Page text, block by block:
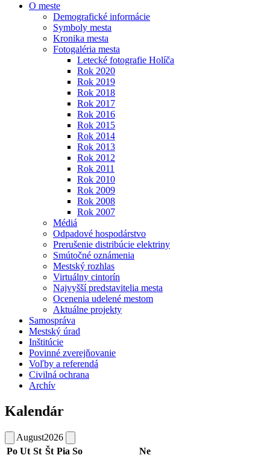
O meste
Demografické informácie
Symboly mesta
Kronika mesta
Fotogaléria mesta
Letecké fotografie Holíča
Rok 2020
Rok 2019
Rok 2018
Rok 2017
Rok 2016
Rok 2015
Rok 2014
Rok 2013
Rok 2012
Rok 2011
Rok 2010
Rok 2009
Rok 2008
Rok 2007
Médiá
Odpadové hospodárstvo
Prerušenie distribúcie elektriny
Smútočné oznámenia
Mestský rozhlas
Virtuálny cintorín
Najvyšší predstavitelia mesta
Ocenenia udelené mestom
Aktuálne projekty
Samospráva
Mestský úrad
Inštitúcie
Povinné zverejňovanie
Voľby a referendá
Civilná ochrana
Archív
Kalendár
August2026
Po Ut St Št Pia So
Ne